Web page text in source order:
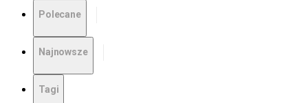
Polecane
Najnowsze
Tagi